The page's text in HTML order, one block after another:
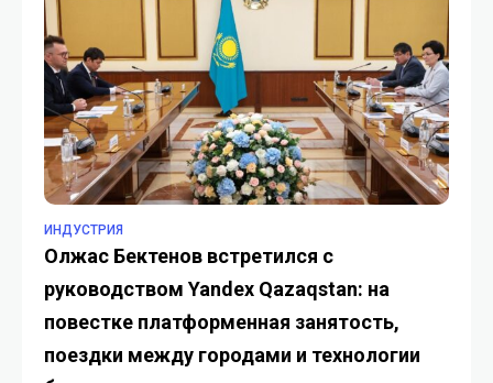
ИНДУСТРИЯ
Олжас Бектенов встретился с
руководством Yandex Qazaqstan: на
повестке платформенная занятость,
поездки между городами и технологии